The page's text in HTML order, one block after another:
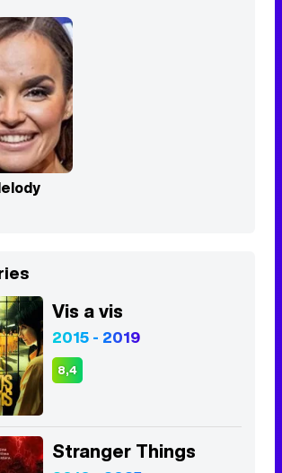
Vis a vis
2015 - 2019
8,4
Stranger Things